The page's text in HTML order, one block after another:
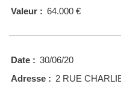
Valeur : 64.000 €
Date : 30/06/20
Adresse : 2 RUE